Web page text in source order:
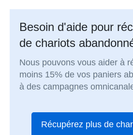
Besoin d'aide pour
de chariots
Nous pouvons vous aider à
moins 15% de vos paniers
à des campagnes
Récupérez plus de